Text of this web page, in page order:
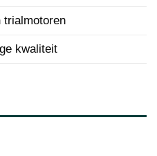
trialmotoren
kwaliteit